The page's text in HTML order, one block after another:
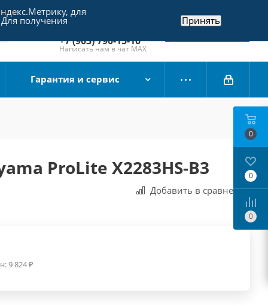
+7 (495) 790-15-10
Отдел продаж
+7 (903) 790-15-10
Написать нам в чат MAX
Заказать звонок
Гарантия и сервис
ProLite X2283HS-B3
Добавить в сравнения
9 824₽
0
0
0
для
получения Принять